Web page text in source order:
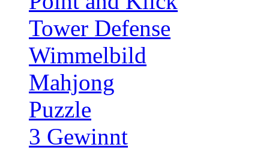
Tower Defense
Wimmelbild
Mahjong
Puzzle
3 Gewinnt